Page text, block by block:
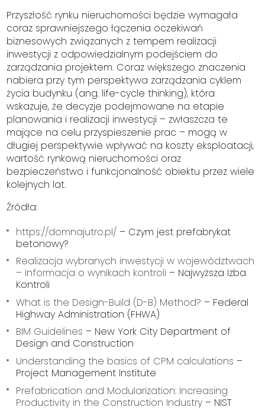
Przyszłość rynku nieruchomości będzie wymagała
coraz sprawniejszego łączenia oczekiwań
biznesowych związanych z tempem realizacji
inwestycji z odpowiedzialnym podejściem do
zarządzania projektem. Coraz większego znaczenia
nabiera przy tym perspektywa zarządzania cyklem
życia budynku (ang. life-cycle thinking), która
wskazuje, że decyzje podejmowane na etapie
planowania i realizacji inwestycji – zwłaszcza te
mające na celu przyspieszenie prac – mogą w
długiej perspektywie wpływać na koszty eksploatacji,
wartość rynkową nieruchomości oraz
bezpieczeństwo i funkcjonalność obiektu przez wiele
kolejnych lat.
Źródła:
https://domnajutro.pl/ – Czym jest prefabrykat
betonowy?
Realizacja wybranych inwestycji w województwach
– Informacja o wynikach kontroli – Najwyższa Izba
Kontroli
What is the Design-Build (D-B) Method? – Federal
Highway Administration (FHWA)
BIM Guidelines – New York City Department of
Design and Construction
Understanding the basics of CPM calculations –
Project Management Institute
Prefabrication and Modularization: Increasing
Productivity in the Construction Industry – NIST